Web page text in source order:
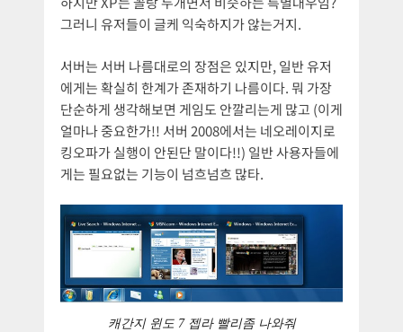
그러니 유저들이 글케 익숙하지가 않는거지.
서버는 서버 나름대로의 장점은 있지만, 일반 유저
에게는 확실히 한계가 존재하기 나름이다. 뭐 가장
단순하게 생각해보면 게임도 안깔리는게 많고 (이게
얼마나 중요한가!! 서버 2008에서는 네오레이지로
킹오파가 실행이 안된단 말이다!!) 일반 사용자들에
게는 필요없는 기능이 넘흐넘흐 많타.
캐간지 윈도 7 젭라 빨리좀 나와줘